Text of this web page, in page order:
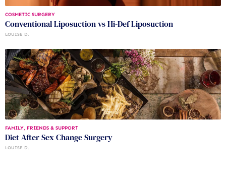
COSMETIC SURGERY
Conventional Liposuction vs Hi-Def Liposuction
LOUISE D.
FAMILY, FRIENDS & SUPPORT
Diet After Sex Change Surgery
LOUISE D.